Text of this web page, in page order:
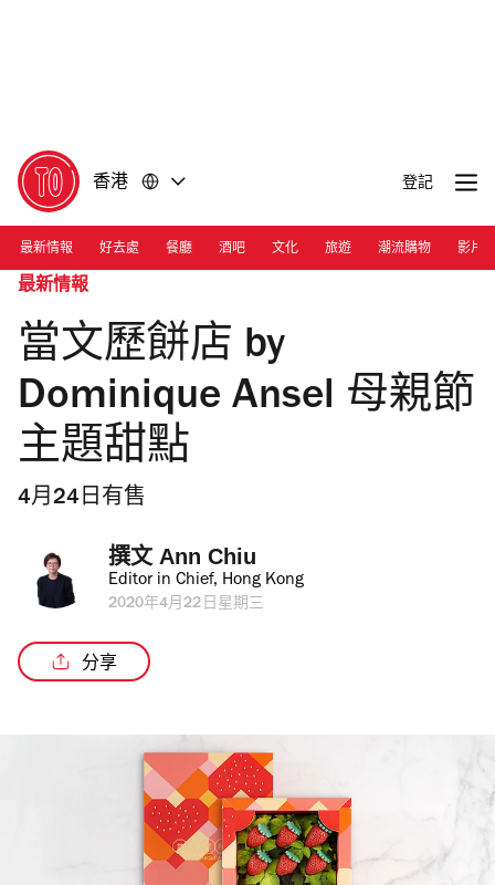
香港 登記
最新情報 好去處 餐廳 酒吧 文化 旅遊 潮流購物 影片
最新情報
當文歷餅店 by
Dominique Ansel 母親節
主題甜點
4月24日有售
撰文 Ann Chiu
Editor in Chief, Hong Kong
2020年4月22日星期三
分享